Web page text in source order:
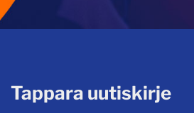
Tappara uutiskirje